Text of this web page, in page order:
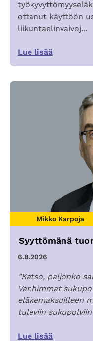
ottanut käyttöön
liikuntaelinvaivoj...
Lue lisää
Mikko Karpoja
Syyttömänä
6.8.2026
”Katso, paljonko
Vanhimmat
eläkemaksuilleen
tuleviin sukupolviin
Lue lisää